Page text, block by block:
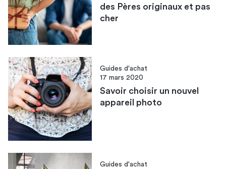
des Pères originaux et pas
cher
Guides d'achat
17 mars 2020
Savoir choisir un nouvel
appareil photo
Guides d'achat